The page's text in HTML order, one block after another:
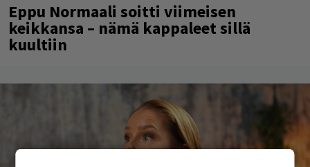
Eppu Normaali soitti viimeisen
keikkansa – nämä kappaleet sillä
kuultiin